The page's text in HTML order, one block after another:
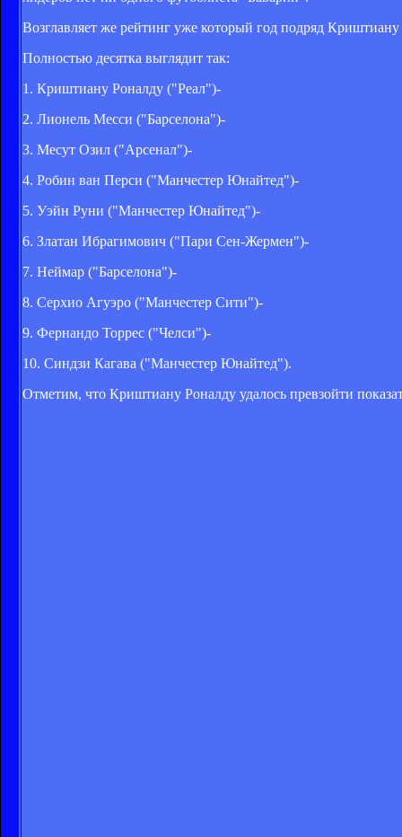
Возглавляет же рейтинг уже который год подряд Криштиану
Полностью десятка выглядит так:
1. Криштиану Роналду ("Реал")-
2. Лионель Месси ("Барселона")-
3. Месут Озил ("Арсенал")-
4. Робин ван Перси ("Манчестер Юнайтед")-
5. Уэйн Руни ("Манчестер Юнайтед")-
6. Златан Ибрагимович ("Пари Сен-Жермен")-
7. Неймар ("Барселона")-
8. Серхио Агуэро ("Манчестер Сити")-
9. Фернандо Торрес ("Челси")-
10. Синдзи Кагава ("Манчестер Юнайтед").
Отметим, что Криштиану Роналду удалось превзойти